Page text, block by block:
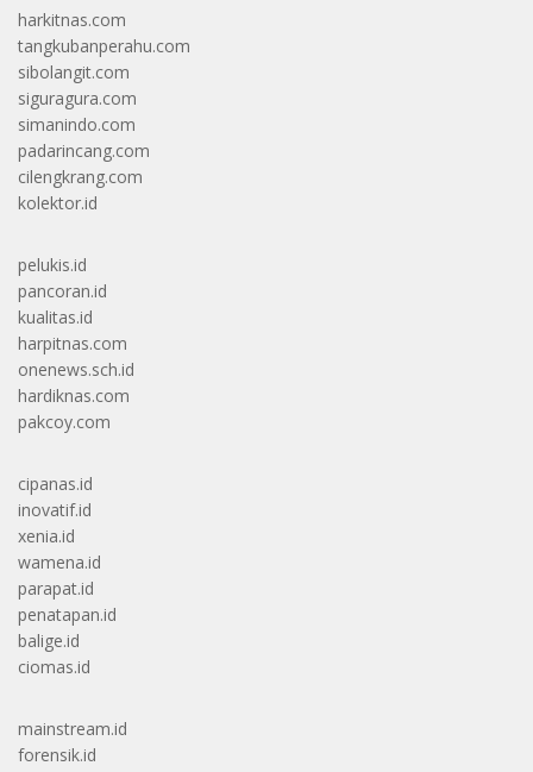
harkitnas.com
tangkubanperahu.com
sibolangit.com
siguragura.com
simanindo.com
padarincang.com
cilengkrang.com
kolektor.id
pelukis.id
pancoran.id
kualitas.id
harpitnas.com
onenews.sch.id
hardiknas.com
pakcoy.com
cipanas.id
inovatif.id
xenia.id
wamena.id
parapat.id
penatapan.id
balige.id
ciomas.id
mainstream.id
forensik.id